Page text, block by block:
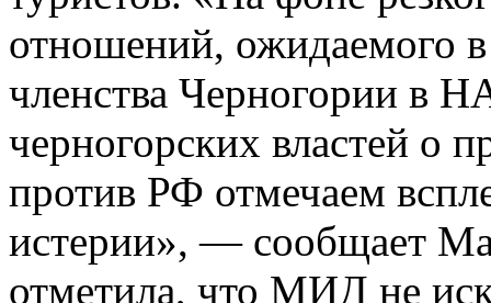
отношений, ожидаемого
членства Черногории в
черногорских властей о
против РФ отмечаем
истерии», — сообщает
отметила, что МИД не